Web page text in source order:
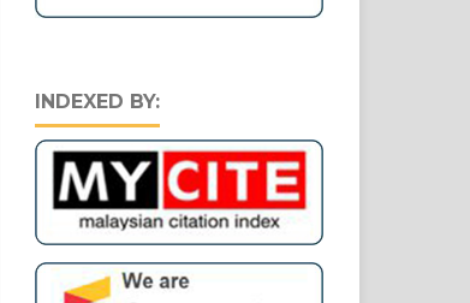
INDEXED BY: